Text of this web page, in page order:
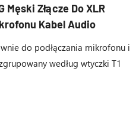
Męski Złącze Do XLR
Kabel Audio
do podłączania mikrofonu i
według wtyczki T1